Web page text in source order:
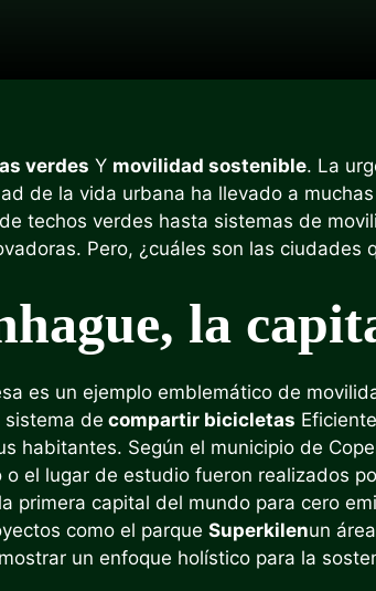
verdes Y movilidad sostenible. La
de la vida urbana ha llevado a
techos verdes hasta sistemas de
Pero, ¿cuáles son las ciudades
la
es un ejemplo emblemático de
sistema de compartir bicicletas
habitantes. Según el municipio de
o el lugar de estudio fueron realizados
primera capital del mundo para cero
como el parque Superkilenun
un enfoque holístico para la